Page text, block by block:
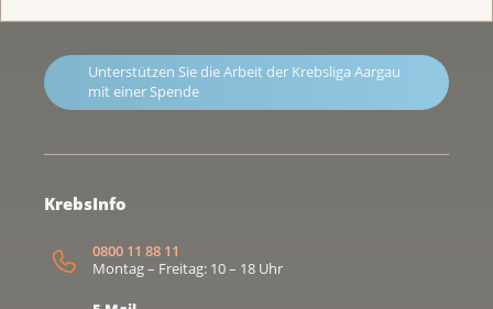
Unterstützen Sie die Arbeit der Krebsliga Aargau
mit einer Spende
KrebsInfo
0800 11 88 11
Montag – Freitag: 10 – 18 Uhr